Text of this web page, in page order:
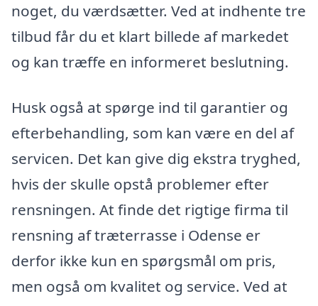
noget, du værdsætter. Ved at indhente tre
tilbud får du et klart billede af markedet
og kan træffe en informeret beslutning.
Husk også at spørge ind til garantier og
efterbehandling, som kan være en del af
servicen. Det kan give dig ekstra tryghed,
hvis der skulle opstå problemer efter
rensningen. At finde det rigtige firma til
rensning af træterrasse i Odense er
derfor ikke kun en spørgsmål om pris,
men også om kvalitet og service. Ved at